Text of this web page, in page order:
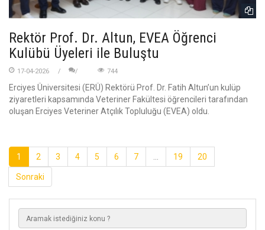
Rektör Prof. Dr. Altun, EVEA Öğrenci
Kulübü Üyeleri ile Buluştu
17-04-2026 744
Erciyes Üniversitesi (ERÜ) Rektörü Prof. Dr. Fatih Altun’un kulüp
ziyaretleri kapsamında Veteriner Fakültesi öğrencileri tarafından
oluşan Erciyes Veteriner Atçılık Topluluğu (EVEA) oldu.
1 2 3 4 5 6 7 19 20
Sonraki